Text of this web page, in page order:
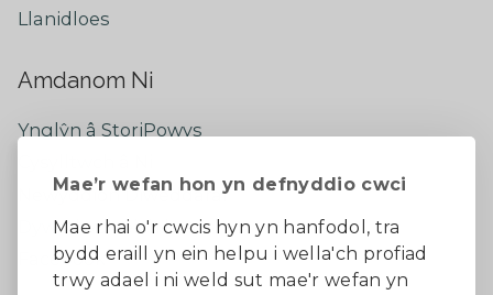
Mae’r wefan hon yn defnyddio cwci
Mae rhai o'r cwcis hyn yn hanfodol, tra
bydd eraill yn ein helpu i wella'ch profiad
trwy adael i ni weld sut mae'r wefan yn
Llanidloes
Amdanom Ni
Ynglŷn â StoriPowys
Newyddion Diweddaraf
Dywedwch eich barn
Facebook